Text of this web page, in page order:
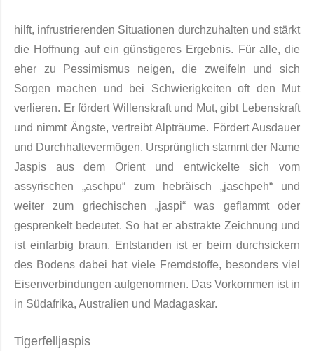
hilft, infrustrierenden Situationen durchzuhalten und stärkt
die Hoffnung auf ein günstigeres Ergebnis. Für alle, die
eher zu Pessimismus neigen, die zweifeln und sich
Sorgen machen und bei Schwierigkeiten oft den Mut
verlieren. Er fördert Willenskraft und Mut, gibt Lebenskraft
und nimmt Ängste, vertreibt Alpträume. Fördert Ausdauer
und Durchhaltevermögen. Ursprünglich stammt der Name
Jaspis aus dem Orient und entwickelte sich vom
assyrischen „aschpu“ zum hebräisch „jaschpeh“ und
weiter zum griechischen „jaspi“ was geflammt oder
gesprenkelt bedeu­tet. So hat er abstrakte Zeich­nung und
ist einfarbig braun. Entstanden ist er beim durchsickern
des Bodens da­bei hat viele Fremdstoffe, besonders viel
Eisenverbindungen aufgenommen. Das Vorkom­men ist in
in Südafrika, Australien und Madagaskar.
Tigerfelljaspis